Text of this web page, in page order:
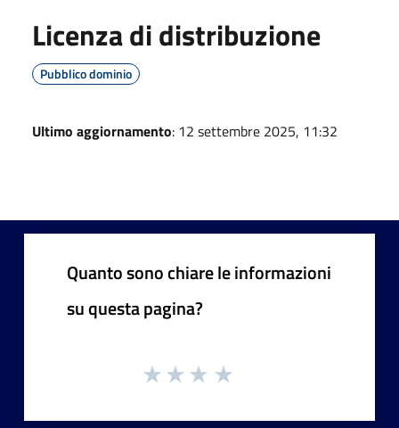
Licenza di distribuzione
Pubblico dominio
Ultimo aggiornamento: 12 settembre 2025, 11:32
Quanto sono chiare le informazioni
su questa pagina?